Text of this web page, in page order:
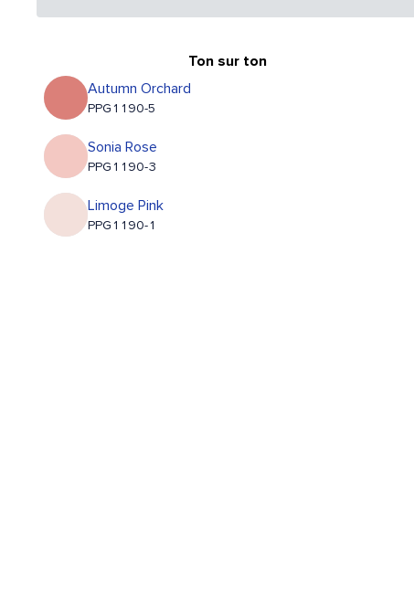
Ton sur ton
Autumn Orchard
PPG1190-5
Sonia Rose
PPG1190-3
Limoge Pink
PPG1190-1